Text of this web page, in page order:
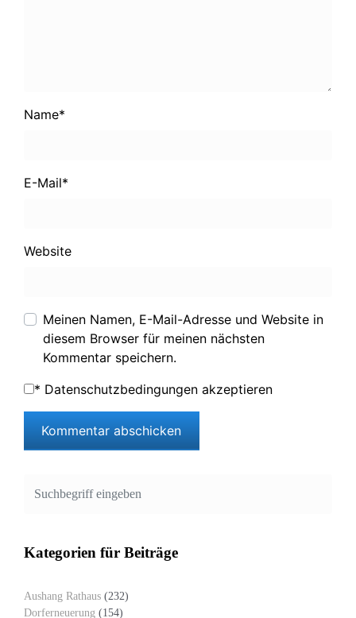
Name*
E-Mail*
Website
Meinen Namen, E-Mail-Adresse und Website in
diesem Browser für meinen nächsten
Kommentar speichern.
* Datenschutzbedingungen akzeptieren
Kategorien für Beiträge
Aushang Rathaus (232)
Dorferneuerung (154)